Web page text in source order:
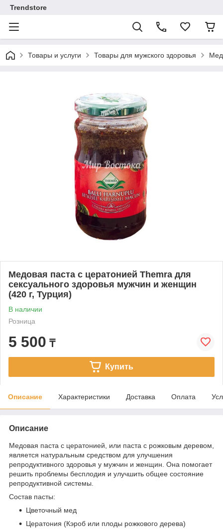
Trendstore
Товары и услуги Товары для мужского здоровья
Медовая паста с цератонией Themra для
сексуального здоровья мужчин и женщин
(420 г, Турция)
В наличии
Розница
5 500 ₸
Купить
Описание Характеристики Доставка Оплата
Описание
Медовая паста с цератонией, или паста с рожковым деревом,
является натуральным средством для улучшения
репродуктивного здоровья у мужчин и женщин. Она помогает
решить проблемы бесплодия и улучшить общее состояние
репродуктивной системы.
Состав пасты:
Цветочный мед
Цератония (Кэроб или плоды рожкового дерева)